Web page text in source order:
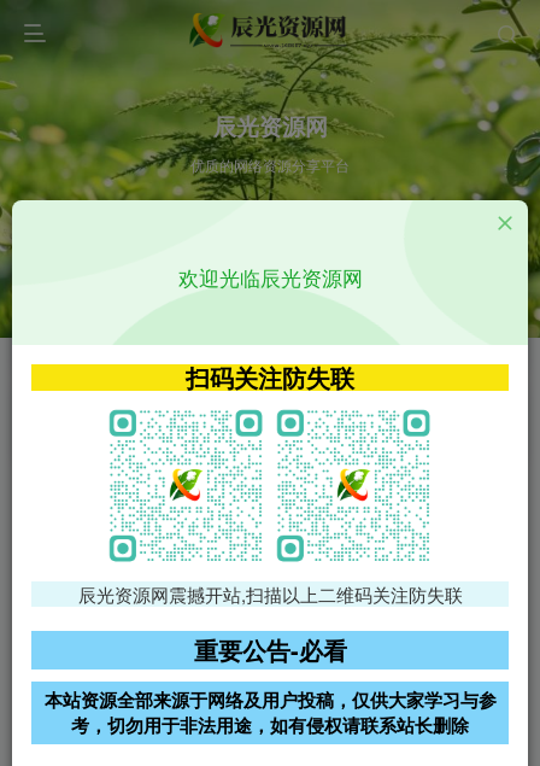
辰光资源网
优质的网络资源分享平台
VIP特权介绍 APP源码
VIP特权介绍
火
VIP特权介绍
影视源码
影视源码
免费领支付宝红包
腾讯轻量4核4G3M服务器38元/
阿里云2核2G200M服务器68元/
年
雨云高防免备案服务器
欢迎光临辰光资源网
扫码关注防失联
辰光资源网震撼开站,扫描以上二维码关注防失联
重要公告-必看
本站资源全部来源于网络及用户投稿，仅供大家学习与参
考，切勿用于非法用途，如有侵权请联系站长删除